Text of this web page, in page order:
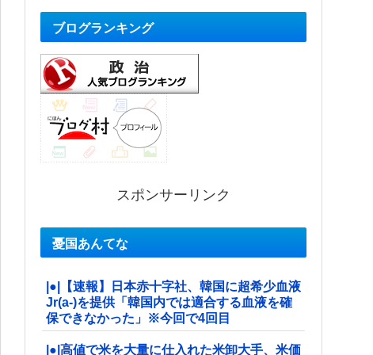
ブログランキング
スポンサーリンク
憂国あんてな
|●|【速報】日本赤十字社、韓国に超希少血液
Jr(a-)を提供「韓国内では適合する血液を確
保できなかった」※今回で4回目
|●|高値で米を大量に仕入れた米卸大手、米価